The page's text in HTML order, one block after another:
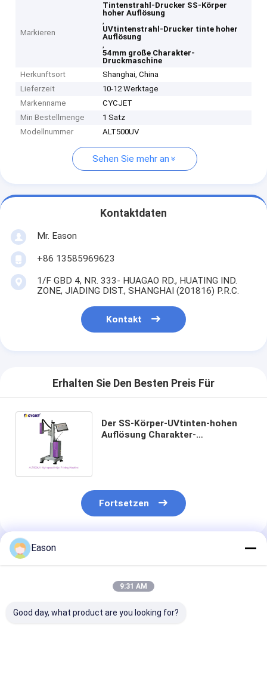
Markieren
Tintenstrahl-Drucker SS-Körper
hoher Auflösung
,
UVtintenstrahl-Drucker tinte hoher
Auflösung
,
54mm große Charakter-
Druckmaschine
Herkunftsort
Shanghai, China
Lieferzeit
10-12 Werktage
Markenname
CYCJET
Min Bestellmenge
1 Satz
Modellnummer
ALT500UV
Sehen Sie mehr an
Kontaktdaten
Mr. Eason
+86 13585969623
1/F GBD 4, NR. 333- HUAGAO RD., HUATING IND.
ZONE, JIADING DIST., SHANGHAI (201816) P.R.C.
Kontakt
Erhalten Sie Den Besten Preis Für
Der SS-Körper-UVtinten-hohen
Auflösung Charakter-
Fortsetzen
Empfohlene Produkte
Eason
9:31 AM
Good day, what product are you looking for?